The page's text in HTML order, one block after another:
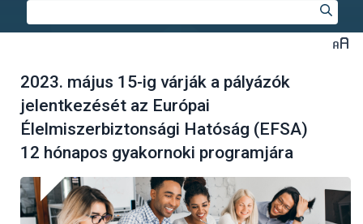
2023. május 15-ig várják a pályázók
jelentkezését az Európai
Élelmiszerbiztonsági Hatóság (EFSA)
12 hónapos gyakornoki programjára